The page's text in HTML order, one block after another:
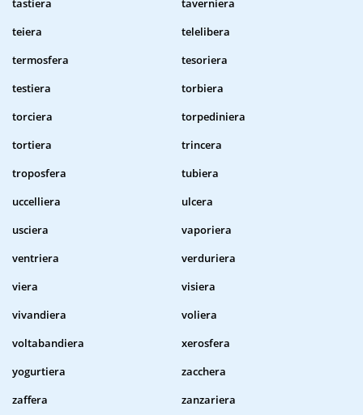
tastiera
taverniera
teiera
telelibera
termosfera
tesoriera
testiera
torbiera
torciera
torpediniera
tortiera
trincera
troposfera
tubiera
uccelliera
ulcera
usciera
vaporiera
ventriera
verduriera
viera
visiera
vivandiera
voliera
voltabandiera
xerosfera
yogurtiera
zacchera
zaffera
zanzariera